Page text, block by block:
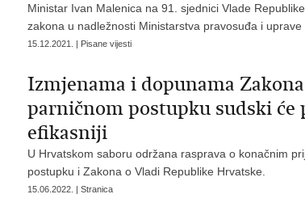
Ministar Ivan Malenica na 91. sjednici Vlade
zakona u nadležnosti Ministarstva pravosuđa i uprave
15.12.2021. | Pisane vijesti
Izmjenama i dopunama
parničnom postupku sudski
efikasniji
U Hrvatskom saboru održana rasprava o konačnim
postupku i Zakona o Vladi Republike Hrvatske.
15.06.2022. | Stranica